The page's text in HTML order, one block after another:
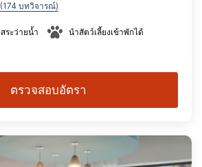
(174 บทวิจารณ์)
สระว่ายน้ำ นำสัตว์เลี้ยงเข้าพักได้
ตรวจสอบอัตรา